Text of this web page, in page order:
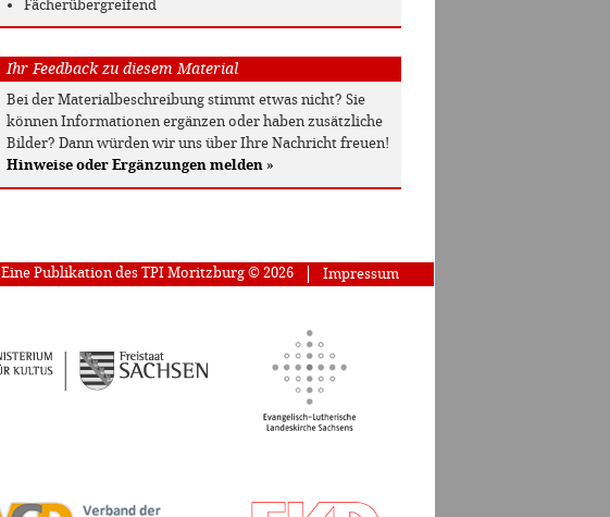
Fächerübergreifend
Ihr Feedback zu diesem Material
Bei der Materialbeschreibung stimmt etwas nicht? Sie
können Informationen ergänzen oder haben zusätzliche
Bilder? Dann würden wir uns über Ihre Nachricht freuen!
Hinweise oder Ergänzungen melden »
Impressum
Eine Publikation des TPI Moritzburg © 2026